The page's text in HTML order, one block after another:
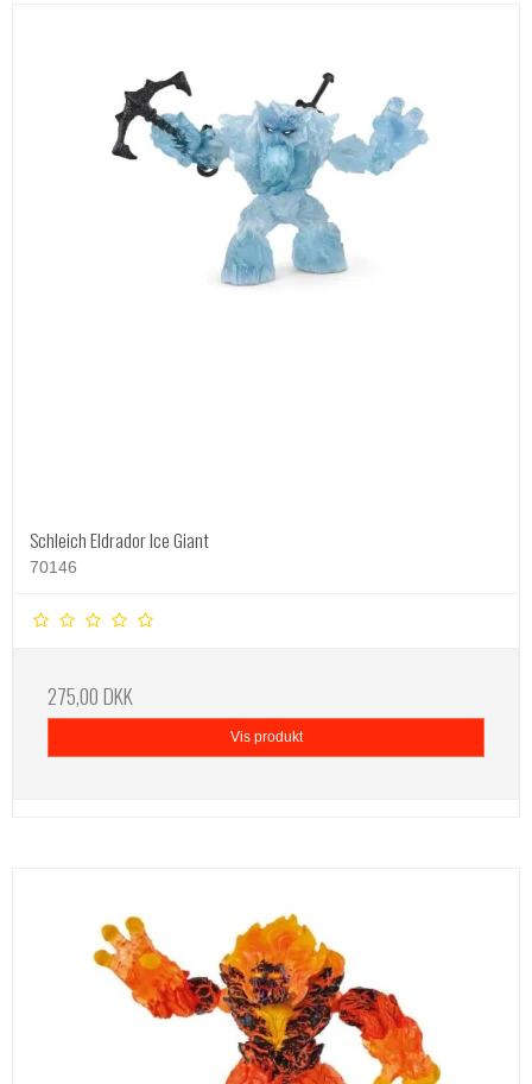
Schleich Eldrador Ice Giant
70146
275,00 DKK
Vis produkt